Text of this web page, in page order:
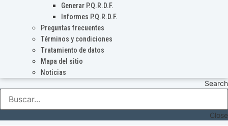
Generar P.Q.R.D.F.
Informes P.Q.R.D.F.
Preguntas frecuentes
Términos y condiciones
Tratamiento de datos
Mapa del sitio
Noticias
Search
Close